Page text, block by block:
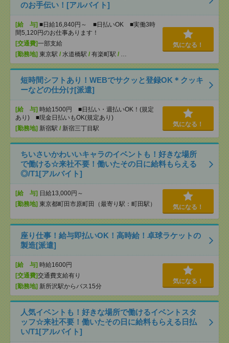
のお手伝い！[アルバイト]
[給 与] ■日給16,840円～ ■日払いOK ■実働3時
間5,120円のお仕事あります！
[交通費]一部支給
[勤務地] 東京駅 / 水道橋駅 / 有楽町駅 / …
気になる！
短時間シフトあり！WEBでサクッと登録OK＊クッキ
ーなどの仕分け[派遣]
[給 与] 時給1500円 ■日払い・週払いOK！(規定
あり) ■現金日払いもOK(規定あり)
[勤務地] 新宿駅 / 新宿三丁目駅
気になる！
ちいさいかわいいキャラのイベントも！好きな場所
で働ける☆来社不要！働いたその日に給料もらえる
◎/T1[アルバイト]
[給 与] 日給13,000円～
[勤務地] 東京都町田市原町田（最寄り駅：町田駅） 気になる！
座り仕事！給与即払いOK！高時給！卓球ラケットの
製造[派遣]
[給 与] 時給1600円
[交通費]交通費支給有り
[勤務地] 新所沢駅からバス15分
気になる！
人気イベントも！好きな場所で働けるイベントスタ
ッフ☆来社不要！働いたその日に給料もらえる日払
い/T1[アルバイト]